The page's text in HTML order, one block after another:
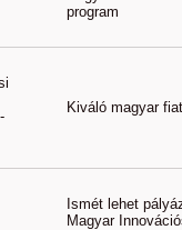
program
Kiváló magyar
Ismét lehet
Magyar